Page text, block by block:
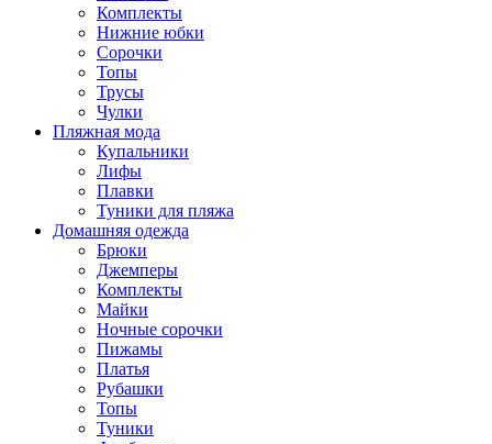
Комплекты
Нижние юбки
Сорочки
Топы
Трусы
Чулки
Пляжная мода
Купальники
Лифы
Плавки
Туники для пляжа
Домашняя одежда
Брюки
Джемперы
Комплекты
Майки
Ночные сорочки
Пижамы
Платья
Рубашки
Топы
Туники